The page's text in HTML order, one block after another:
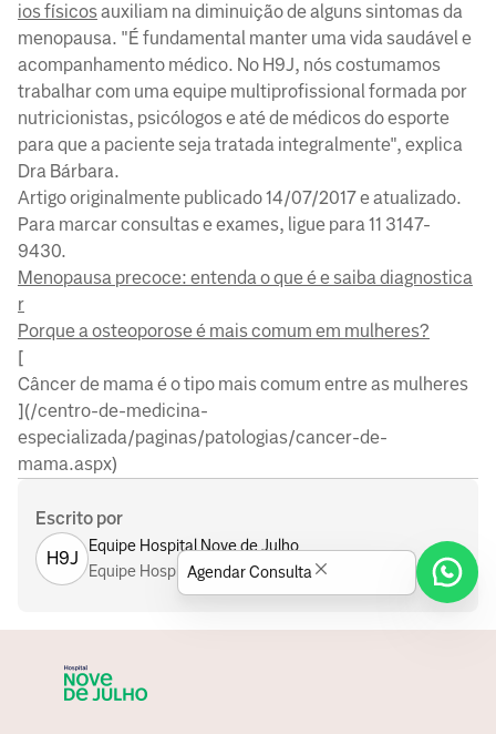
ios físicosauxiliam na diminuição de alguns sintomas da
menopausa. "É fundamental manter uma vida saudável e
acompanhamento médico. No H9J, nós costumamos
trabalhar com uma equipe multiprofissional formada por
nutricionistas, psicólogos e até de médicos do esporte
para que a paciente seja tratada integralmente", explica
Dra Bárbara.
Artigo originalmente publicado 14/07/2017 e atualizado.
Para marcar consultas e exames, ligue para 11 3147-
9430.
Menopausa precoce: entenda o que é e saiba diagnostica
r
Porque a osteoporose é mais comum em mulheres?
[
Câncer de mama é o tipo mais comum entre as mulheres
](/centro-de-medicina-
especializada/paginas/patologias/cancer-de-
mama.aspx)
Escrito por
H9J
Equipe Hospital Nove de Julho
Equipe Hospital Nove de Julho
Agendar Consulta